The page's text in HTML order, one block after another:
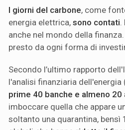
I giorni del carbone, come
energia elettrica, sono contati.
anche nel mondo della
presto da ogni forma di
Secondo l’ultimo rapporto
l'analisi finanziaria dell'energia
prime 40 banche e almeno
imboccare quella che appare
soltanto una quarantina,